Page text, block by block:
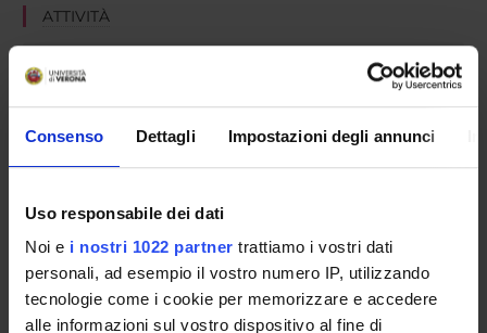
Consenso Dettagli Impostazioni degli annunci
Uso responsabile dei dati
Noi e i nostri 1022 partner trattiamo i vostri dati
personali, ad esempio il vostro numero IP, utilizzando
tecnologie come i cookie per memorizzare e accedere
alle informazioni sul vostro dispositivo al fine di
ATTIVITÀ
AREE DI RICERCA
GRUPPI DI RICERCA
STRUTTURE
BIBLIOTECHE
CENTRI